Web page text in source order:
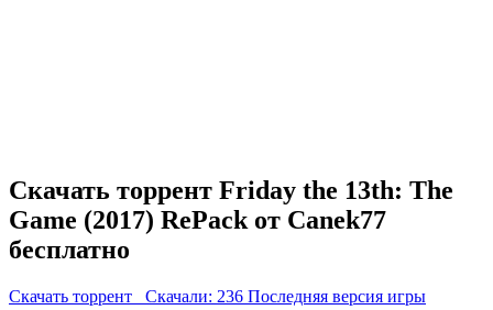
Скачать торрент Friday the 13th: The
Game (2017) RePack от Canek77
бесплатно
Скачать торрент Скачали: 236 Последняя версия игры